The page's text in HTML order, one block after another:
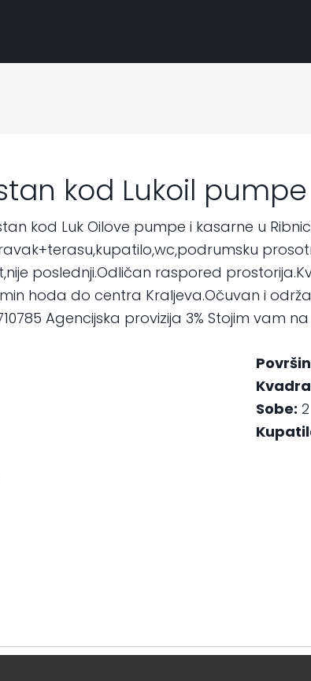
kod Lukoil pumpe
kod Luk Oilove pumpe i kasarne u
poslednji.Odličan raspored
min hoda do centra Kraljeva.Očuvan i
Agencijska provizija 3% Stojim vam
Sobe: 2